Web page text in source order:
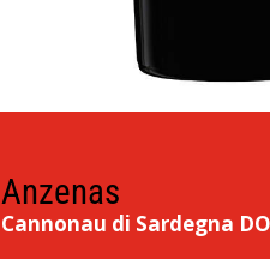
Anzenas
Cannonau di Sardegna